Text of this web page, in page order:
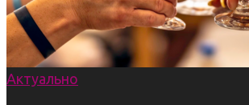
Актуально